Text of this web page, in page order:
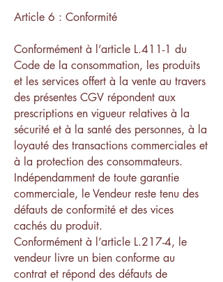
Article 6 : Conformité
Conformément à l’article L.411-1 du
Code de la consommation, les produits
et les services offert à la vente au travers
des présentes CGV répondent aux
prescriptions en vigueur relatives à la
sécurité et à la santé des personnes, à la
loyauté des transactions commerciales et
à la protection des consommateurs.
Indépendamment de toute garantie
commerciale, le Vendeur reste tenu des
défauts de conformité et des vices
cachés du produit.
Conformément à l’article L.217-4, le
vendeur livre un bien conforme au
contrat et répond des défauts de